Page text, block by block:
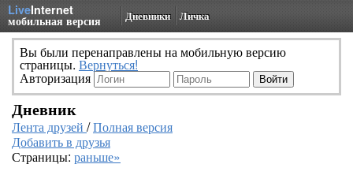
LiveInternet
мобильная версия Дневники Личка
Вы были перенаправлены на мобильную версию
страницы. Вернуться!
Авторизация
Дневник
Лента друзей /Полная версия
Добавить в друзья
Страницы: раньше»